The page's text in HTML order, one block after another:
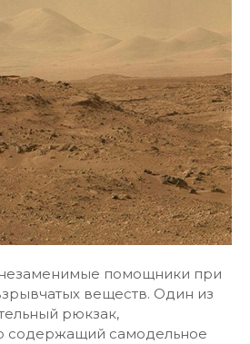
помощники при
веществ. Один из
рюкзак,
содержащий самодельное